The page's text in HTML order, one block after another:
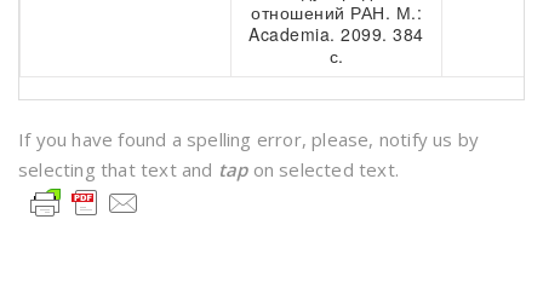
отношений РАН. М.:
Academia. 2099. 384
с.
If you have found a spelling error, please, notify us by
selecting that text and tapon selected text.